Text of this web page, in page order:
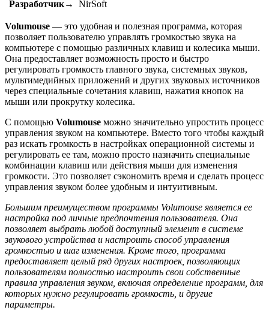
Разработчик→
NirSoft
Volumouse — это удобная и полезная программа, которая
позволяет пользователю управлять громкостью звука на
компьютере с помощью различных клавиш и колесика мыши.
Она предоставляет возможность просто и быстро
регулировать громкость главного звука, системных звуков,
мультимедийных приложений и других звуковых источников
через специальные сочетания клавиш, нажатия кнопок на
мыши или прокрутку колесика.
С помощью Volumouse можно значительно упростить процесс
управления звуком на компьютере. Вместо того чтобы каждый
раз искать громкость в настройках операционной системы и
регулировать ее там, можно просто назначить специальные
комбинации клавиш или действия мыши для изменения
громкости. Это позволяет сэкономить время и сделать процесс
управления звуком более удобным и интуитивным.
Большим преимуществом программы Volumouse является ее
настройка под личные предпочтения пользователя. Она
позволяет выбрать любой доступный элемент в системе
звукового устройства и настроить способ управления
громкостью и шаг изменения. Кроме того, программа
предоставляет целый ряд других настроек, позволяющих
пользователям полностью настроить свои собственные
правила управления звуком, включая определение программ, для
которых нужно регулировать громкость, и другие
параметры.